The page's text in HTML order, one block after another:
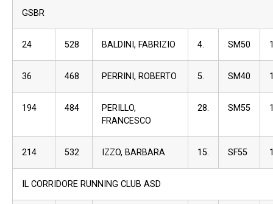
GSBR
24 528 BALDINI, FABRIZIO 4. SM50
36 468 PERRINI, ROBERTO 5. SM40
194 484
PERILLO,
FRANCESCO
28. SM55
214 532 IZZO, BARBARA 15. SF55
IL CORRIDORE RUNNING CLUB ASD